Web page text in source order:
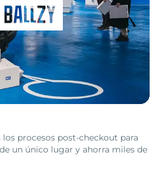
procesos post-checkout para
un único lugar y ahorra miles de